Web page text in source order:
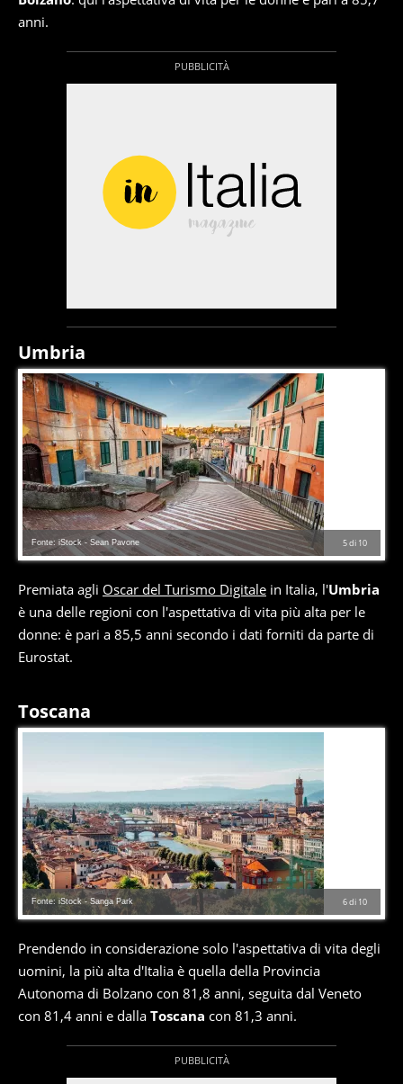
anni.
Umbria
5di 10
Fonte: iStock - Sean Pavone
Premiata agli Oscar del Turismo Digitale in Italia, l'Umbria
è una delle regioni con l'aspettativa di vita più alta per le
donne: è pari a 85,5 anni secondo i dati forniti da parte di
Eurostat.
Toscana
6di 10
Fonte: iStock - Sanga Park
Prendendo in considerazione solo l'aspettativa di vita degli
uomini, la più alta d'Italia è quella della Provincia
Autonoma di Bolzano con 81,8 anni, seguita dal Veneto
con 81,4 anni e dalla Toscana con 81,3 anni.